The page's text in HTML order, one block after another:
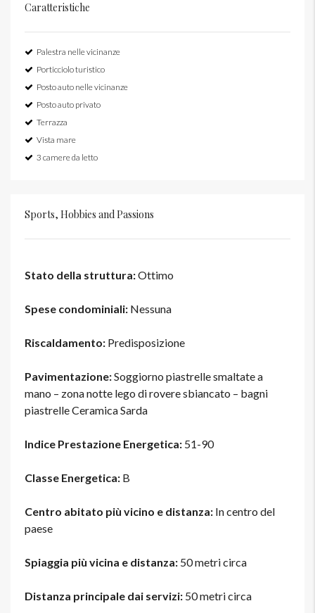
Caratteristiche
Palestra nelle vicinanze
Porticciolo turistico
Posto auto nelle vicinanze
Posto auto privato
Terrazza
Vista mare
3 camere da letto
Sports, Hobbies and Passions
Stato della struttura:Ottimo
Spese condominiali: Nessuna
Riscaldamento: Predisposizione
Pavimentazione:Soggiorno piastrelle smaltate a
mano – zona notte lego di rovere sbiancato – bagni
piastrelle Ceramica Sarda
Indice Prestazione Energetica: 51-90
Classe Energetica: B
Centro abitato più vicino e distanza: In centro del
paese
Spiaggia più vicina e distanza: 50 metri circa
Distanza principale dai servizi: 50 metri circa